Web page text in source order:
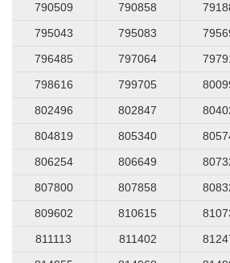
790509
790858
795043
795083
796485
797064
798616
799705
802496
802847
804819
805340
806254
806649
807800
807858
809602
810615
811113
811402